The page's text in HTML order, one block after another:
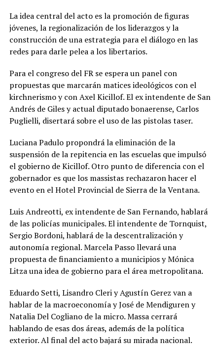
La idea central del acto es la promoción de figuras
jóvenes, la regionalización de los liderazgos y la
construcción de una estrategia para el diálogo en las
redes para darle pelea a los libertarios.
Para el congreso del FR se espera un panel con
propuestas que marcarán matices ideológicos con el
kirchnerismo y con Axel Kicillof. El ex intendente de San
Andrés de Giles y actual diputado bonaerense, Carlos
Puglielli, disertará sobre el uso de las pistolas taser.
Luciana Padulo propondrá la eliminación de la
suspensión de la repitencia en las escuelas que impulsó
el gobierno de Kicillof. Otro punto de diferencia con el
gobernador es que los massistas rechazaron hacer el
evento en el Hotel Provincial de Sierra de la Ventana.
Luis Andreotti, ex intendente de San Fernando, hablará
de las policías municipales. El intendente de Tornquist,
Sergio Bordoni, hablará de la descentralización y
autonomía regional. Marcela Passo llevará una
propuesta de financiamiento a municipios y Mónica
Litza una idea de gobierno para el área metropolitana.
Eduardo Setti, Lisandro Cleri y Agustín Gerez van a
hablar de la macroeconomía y José de Mendiguren y
Natalia Del Cogliano de la micro. Massa cerrará
hablando de esas dos áreas, además de la política
exterior. Al final del acto bajará su mirada nacional.